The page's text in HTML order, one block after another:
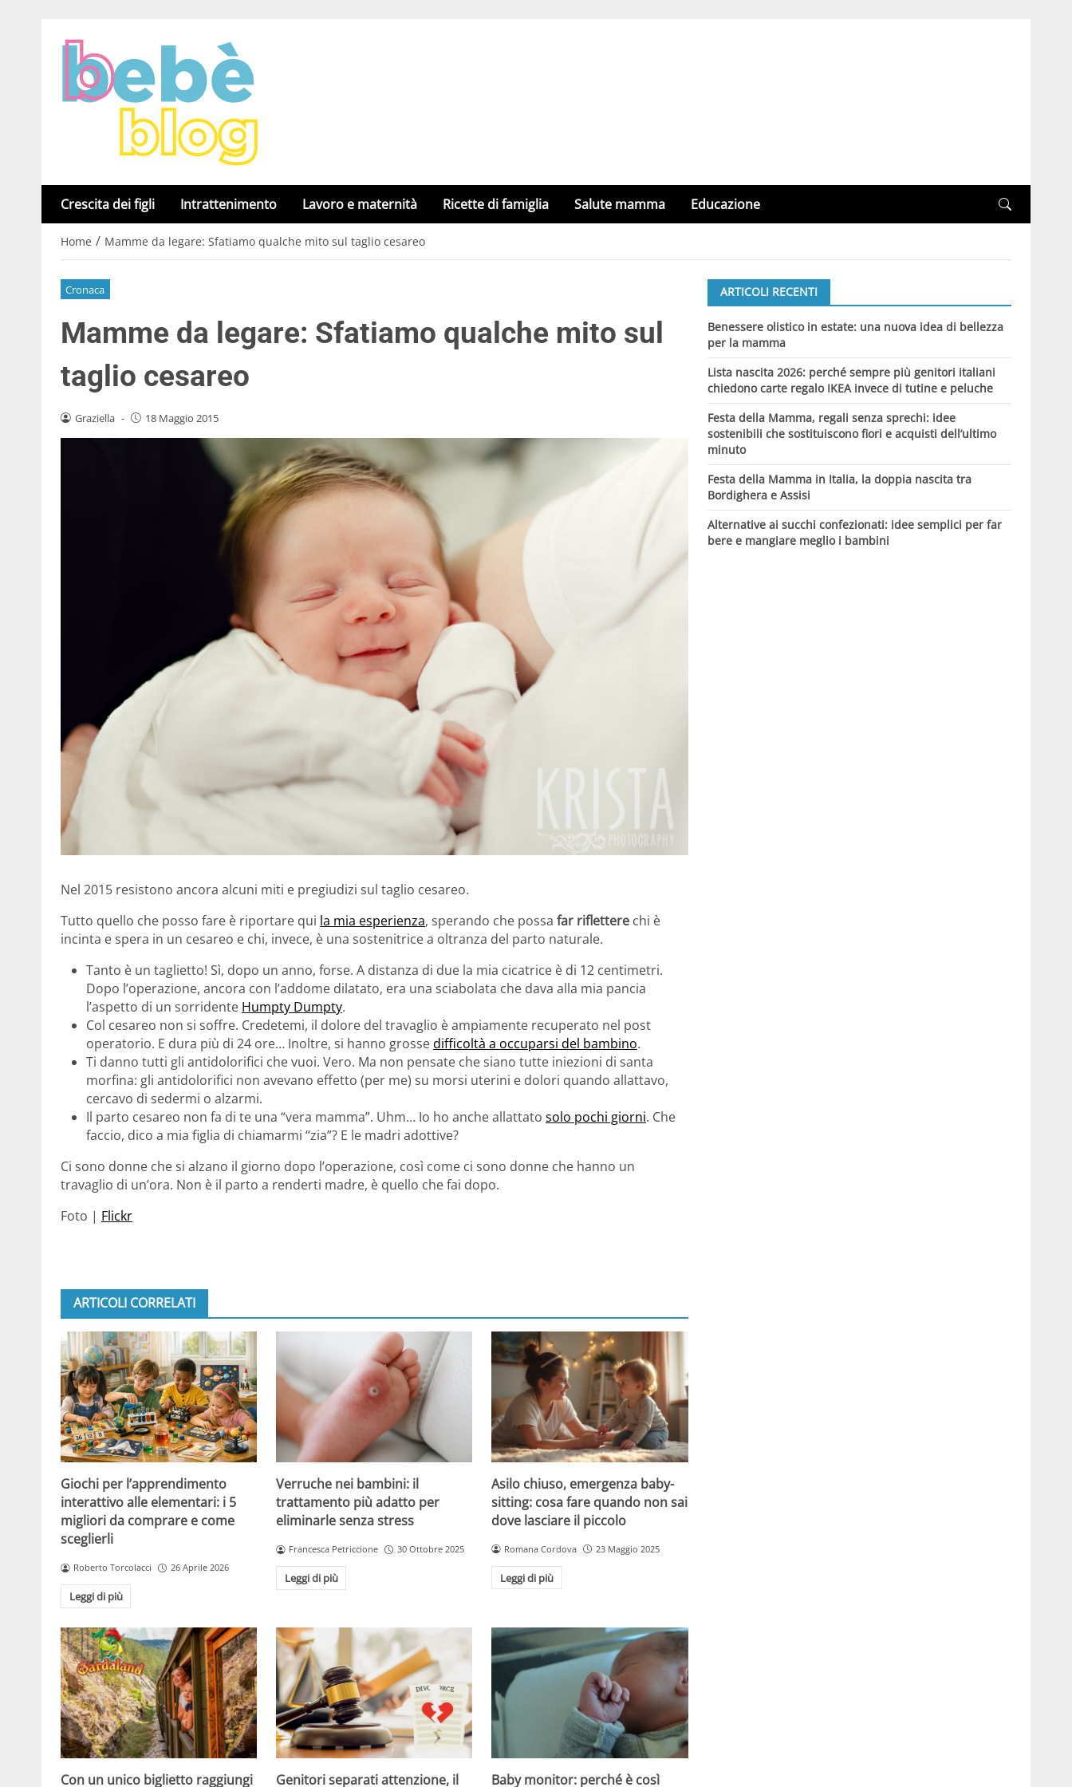
Crescita dei figli Intrattenimento Lavoro e maternità Ricette di famiglia Salute mamma Educazione
Home / Mamme da legare: Sfatiamo qualche mito sul taglio cesareo
Cronaca
Mamme da legare: Sfatiamo qualche mito sul
taglio cesareo
Graziella - 18 Maggio 2015
Nel 2015 resistono ancora alcuni miti e pregiudizi sul taglio cesareo.
Tutto quello che posso fare è riportare qui la mia esperienza, sperando che possa far riflettere chi è
incinta e spera in un cesareo e chi, invece, è una sostenitrice a oltranza del parto naturale.
Tanto è un taglietto! Sì, dopo un anno, forse. A distanza di due la mia cicatrice è di 12 centimetri.
Dopo l’operazione, ancora con l’addome dilatato, era una sciabolata che dava alla mia pancia
l’aspetto di un sorridente Humpty Dumpty.
Col cesareo non si soffre. Credetemi, il dolore del travaglio è ampiamente recuperato nel post
operatorio. E dura più di 24 ore… Inoltre, si hanno grossedifficoltà a occuparsi del bambino.
Ti danno tutti gli antidolorifici che vuoi. Vero. Ma non pensate che siano tutte iniezioni di santa
morfina: gli antidolorifici non avevano effetto (per me) su morsi uterini e dolori quando allattavo,
cercavo di sedermi o alzarmi.
Il parto cesareo non fa di te una “vera mamma”. Uhm… Io ho anche allattato solo pochi giorni. Che
faccio, dico a mia figlia di chiamarmi “zia”? E le madri adottive?
Ci sono donne che si alzano il giorno dopo l’operazione, così come ci sono donne che hanno un
travaglio di un’ora. Non è il parto a renderti madre, è quello che fai dopo.
Foto | Flickr
ARTICOLI CORRELATI
Giochi per l’apprendimento
interattivo alle elementari: i 5
migliori da comprare e come
sceglierli
Roberto Torcolacci 26 Aprile 2026
Leggi di più
Verruche nei bambini: il
trattamento più adatto per
eliminarle senza stress
Francesca Petriccione 30 Ottobre 2025
Leggi di più
Asilo chiuso, emergenza baby-
sitting: cosa fare quando non sai
dove lasciare il piccolo
Romana Cordova 23 Maggio 2025
Leggi di più
Con un unico biglietto raggiungi Genitori separati attenzione, il Baby monitor: perché è così
ARTICOLI RECENTI
Benessere olistico in estate: una nuova idea di bellezza
per la mamma
Lista nascita 2026: perché sempre più genitori italiani
chiedono carte regalo IKEA invece di tutine e peluche
Festa della Mamma, regali senza sprechi: idee
sostenibili che sostituiscono fiori e acquisti dell’ultimo
minuto
Festa della Mamma in Italia, la doppia nascita tra
Bordighera e Assisi
Alternative ai succhi confezionati: idee semplici per far
bere e mangiare meglio i bambini